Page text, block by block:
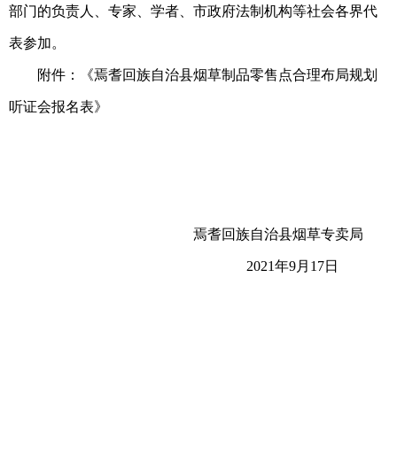
部门的负责人、专家、学者、市政府法制机构等社会各界代
表参加。
附件：《焉耆回族自治县烟草制品零售点合理布局规划
听证会报名表》
焉耆回族自治县烟草专卖局
2021年9月17日